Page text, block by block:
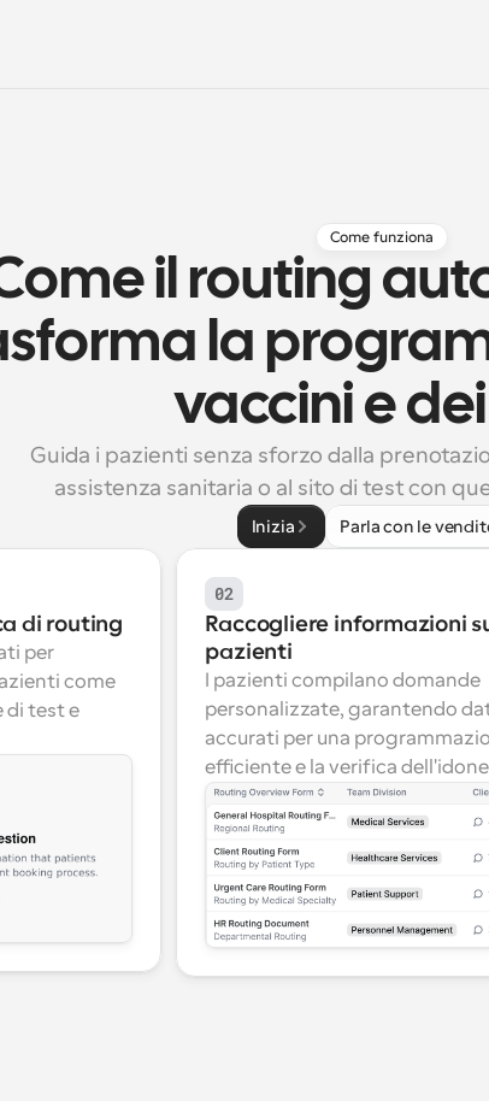
Come funziona
il routing
la
vaccini e
Guida i pazienti senza sforzo dalla
assistenza sanitaria o al sito di test con
Inizia Parla con le
di routing
per
come
di test e
02
Raccogliere informazioni
pazienti
I pazienti compilano domande
personalizzate, garantendo
accurati per una
efficiente e la verifica